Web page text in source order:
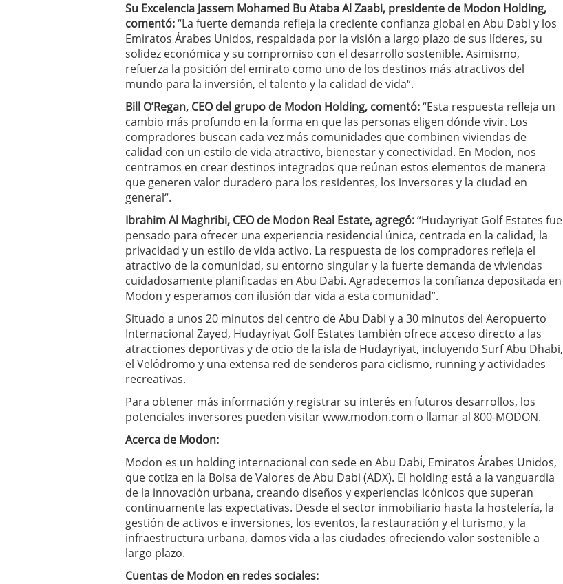
Su Excelencia Jassem Mohamed Bu Ataba Al Zaabi, presidente de Modon Holding,
comentó:“La fuerte demanda refleja la creciente confianza global en Abu Dabi y los
Emiratos Árabes Unidos, respaldada por la visión a largo plazo de sus líderes, su
solidez económica y su compromiso con el desarrollo sostenible. Asimismo,
refuerza la posición del emirato como uno de los destinos más atractivos del
mundo para la inversión, el talento y la calidad de vida“.
Bill O’Regan, CEO del grupo de Modon Holding, comentó:“Esta respuesta refleja un
cambio más profundo en la forma en que las personas eligen dónde vivir. Los
compradores buscan cada vez más comunidades que combinen viviendas de
calidad con un estilo de vida atractivo, bienestar y conectividad. En Modon, nos
centramos en crear destinos integrados que reúnan estos elementos de manera
que generen valor duradero para los residentes, los inversores y la ciudad en
general“.
Ibrahim Al Maghribi, CEO de Modon Real Estate, agregó:“Hudayriyat Golf Estates fue
pensado para ofrecer una experiencia residencial única, centrada en la calidad, la
privacidad y un estilo de vida activo. La respuesta de los compradores refleja el
atractivo de la comunidad, su entorno singular y la fuerte demanda de viviendas
cuidadosamente planificadas en Abu Dabi. Agradecemos la confianza depositada en
Modon y esperamos con ilusión dar vida a esta comunidad”.
Situado a unos 20 minutos del centro de Abu Dabi y a 30 minutos del Aeropuerto
Internacional Zayed, Hudayriyat Golf Estates también ofrece acceso directo a las
atracciones deportivas y de ocio de la isla de Hudayriyat, incluyendo Surf Abu Dhabi,
el Velódromo y una extensa red de senderos para ciclismo, running y actividades
recreativas.
Para obtener más información y registrar su interés en futuros desarrollos, los
potenciales inversores pueden visitar www.modon.com o llamar al 800-MODON.
Acerca de Modon:
Modon es un holding internacional con sede en Abu Dabi, Emiratos Árabes Unidos,
que cotiza en la Bolsa de Valores de Abu Dabi (ADX). El holding está a la vanguardia
de la innovación urbana, creando diseños y experiencias icónicos que superan
continuamente las expectativas. Desde el sector inmobiliario hasta la hostelería, la
gestión de activos e inversiones, los eventos, la restauración y el turismo, y la
infraestructura urbana, damos vida a las ciudades ofreciendo valor sostenible a
largo plazo.
Cuentas de Modon en redes sociales: